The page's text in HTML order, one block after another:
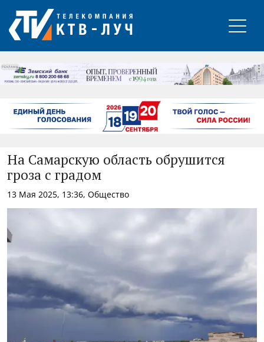
РЕКЛАМА
На Самарскую область обрушится
гроза с градом
13 Мая 2025, 13:36, Общество